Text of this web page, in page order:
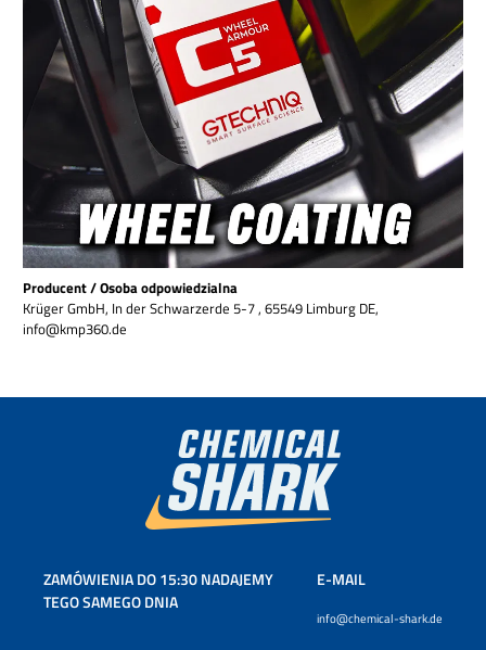
Producent / Osoba odpowiedzialna
Krüger GmbH, In der Schwarzerde 5-7 , 65549 Limburg DE,
info@kmp360.de
ZAMÓWIENIA DO 15:30 NADAJEMY
TEGO SAMEGO DNIA
E-MAIL
info@chemical-shark.de